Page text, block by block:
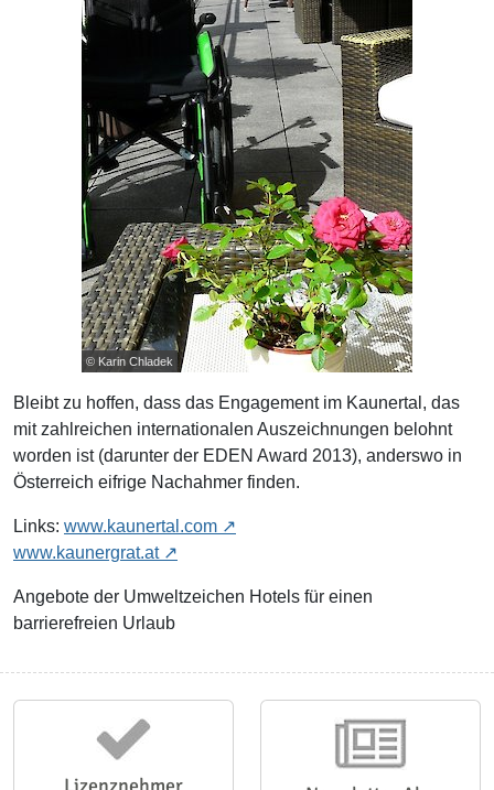
© Karin Chladek
Bleibt zu hoffen, dass das Engagement im Kaunertal, das
mit zahlreichen internationalen Auszeichnungen belohnt
worden ist (darunter der EDEN Award 2013), anderswo in
Österreich eifrige Nachahmer finden.
Links: www.kaunertal.com
www.kaunergrat.at
Angebote der Umweltzeichen Hotels für einen
barrierefreien Urlaub